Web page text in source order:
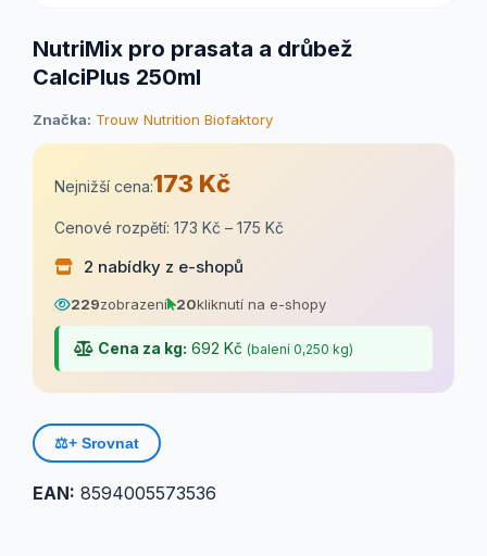
NutriMix pro prasata a drůbež
CalciPlus 250ml
Značka: Trouw Nutrition Biofaktory
Nejnižší cena:173 Kč
Cenové rozpětí: 173 Kč – 175 Kč
2 nabídky z e-shopů
229zobrazení 20kliknutí na e-shopy
Cena za kg: 692 Kč (balení 0,250 kg)
⚖️+ Srovnat
EAN: 8594005573536